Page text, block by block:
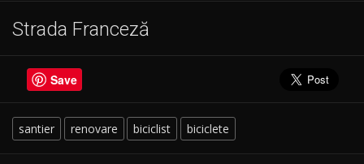
Strada Franceză
Save
santier renovare biciclist biciclete